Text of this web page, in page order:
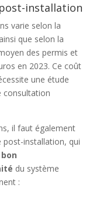
installation
varie selon la
que selon la
des permis et
en 2023. Ce coût
une étude
consultation
il faut également
post-installation, qui
du système
: